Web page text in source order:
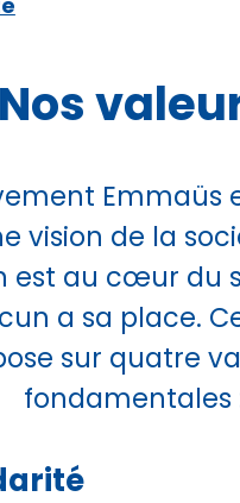
Nos
Emmaüs
vision de la
est au cœur du
a sa place.
sur quatre
fondamentales